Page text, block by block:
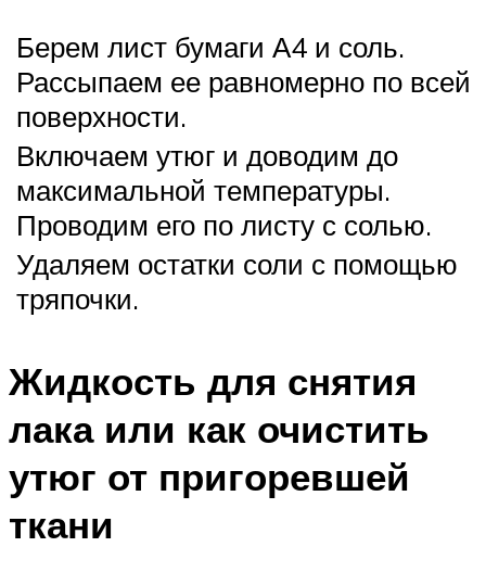
Берем лист бумаги А4 и соль.
Рассыпаем ее равномерно по всей
поверхности.
Включаем утюг и доводим до
максимальной температуры.
Проводим его по листу с солью.
Удаляем остатки соли с помощью
тряпочки.
Жидкость для снятия
лака или как очистить
утюг от пригоревшей
ткани